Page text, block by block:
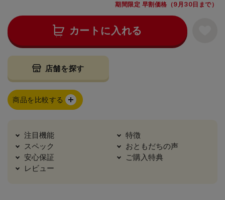
期間限定 早割価格（9月30日まで）
カートに入れる
店舗を探す
商品を比較する
注目機能
特徴
スペック
おともだちの声
安心保証
ご購入特典
レビュー